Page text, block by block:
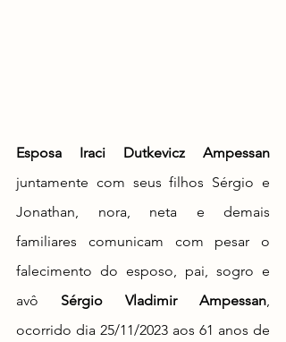
juntamente com seus filhos Sérgio e
Jonathan, nora, neta e demais
familiares comunicam com pesar o
falecimento do esposo, pai, sogro e
avô Sérgio Vladimir Ampessan,
ocorrido dia 25/11/2023 aos 61 anos de